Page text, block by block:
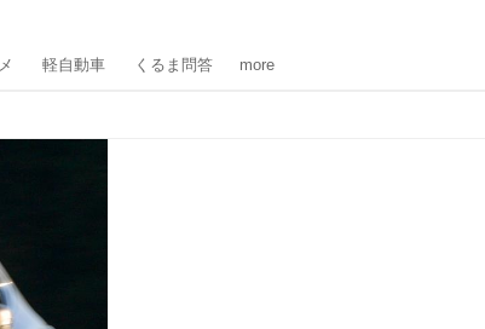
軽自動車 くるま問答 more